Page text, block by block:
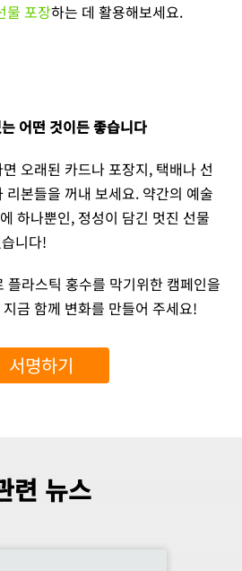
물 포장하는 데 활용해보세요.
어떤 것이든 좋습니다
오래된 카드나 포장지, 택배나 선
본들을 꺼내 보세요. 약간의 예술
하나뿐인, 정성이 담긴 멋진 선물
니다!
플라스틱 홍수를 막기위한 캠페인을
금 함께 변화를 만들어 주세요!
서명하기
련 뉴스